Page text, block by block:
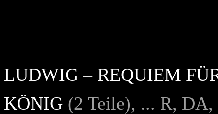
LUDWIG – REQUIEM
KÖNIG (2 Teile), ... R,